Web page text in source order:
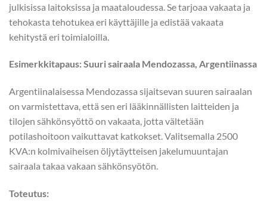
julkisissa laitoksissa ja maataloudessa. Se tarjoaa vakaata ja
tehokasta tehotukea eri käyttäjille ja edistää vakaata
kehitystä eri toimialoilla.
Esimerkkitapaus: Suuri sairaala Mendozassa, Argentiinassa
Argentiinalaisessa Mendozassa sijaitsevan suuren sairaalan
on varmistettava, että sen eri lääkinnällisten laitteiden ja
tilojen sähkönsyöttö on vakaata, jotta vältetään
potilashoitoon vaikuttavat katkokset. Valitsemalla 2500
KVA:n kolmivaiheisen öljytäytteisen jakelumuuntajan
sairaala takaa vakaan sähkönsyötön.
Toteutus: